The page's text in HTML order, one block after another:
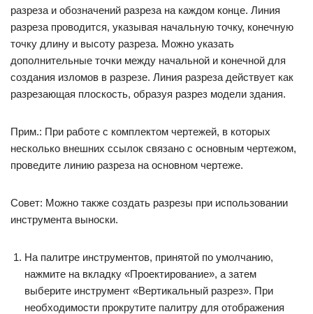
разреза и обозначений разреза на каждом конце. Линия
разреза проводится, указывая начальную точку, конечную
точку длину и высоту разреза. Можно указать
дополнительные точки между начальной и конечной для
создания изломов в разрезе. Линия разреза действует как
разрезающая плоскость, образуя разрез модели здания.
Прим.: При работе с комплектом чертежей, в которых
несколько внешних ссылок связано с основным чертежом,
проведите линию разреза на основном чертеже.
Совет: Можно также создать разрезы при использовании
инструмента выноски.
На палитре инструментов, принятой по умолчанию,
нажмите на вкладку «Проектирование», а затем
выберите инструмент «Вертикальный разрез». При
необходимости прокрутите палитру для отображения